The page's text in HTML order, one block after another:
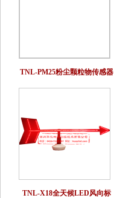
TNL-PM25粉尘颗粒物传感器
TNL-X18全天候LED风向标